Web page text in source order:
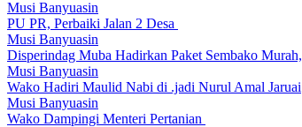
Musi Banyuasin
PU PR, Perbaiki Jalan 2 Desa
Musi Banyuasin
Disperindag Muba Hadirkan Paket Sembako
Musi Banyuasin
Wako Hadiri Maulid Nabi di .jadi Nurul Amal Jaruai
Musi Banyuasin
Wako Dampingi Menteri Pertanian